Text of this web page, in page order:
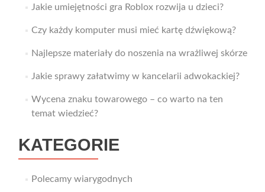
Jakie umiejętności gra Roblox rozwija u dzieci?
Czy każdy komputer musi mieć kartę dźwiękową?
Najlepsze materiały do noszenia na wrażliwej skórze
Jakie sprawy załatwimy w kancelarii adwokackiej?
Wycena znaku towarowego – co warto na ten
temat wiedzieć?
KATEGORIE
Polecamy wiarygodnych